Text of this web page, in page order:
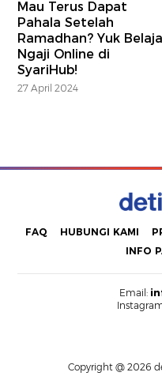
Mau Terus Dapat
Pahala Setelah
Ramadhan? Yuk
Ngaji Online di
SyariHub!
27 April 2024
FAQ HUBUNGI KAMI
INFO
Email:
Copyright @ 2026